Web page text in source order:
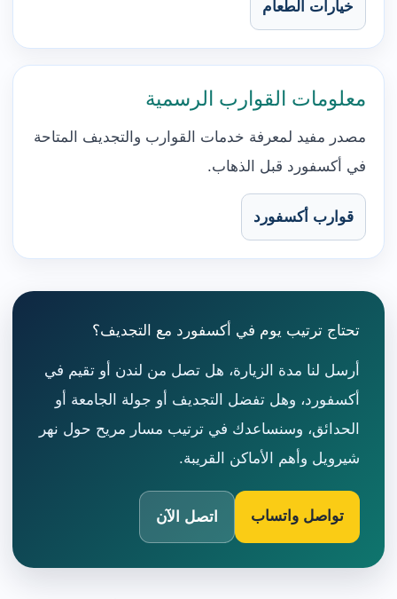
خيارات الطعام
معلومات القوارب الرسمية
مصدر مفيد لمعرفة خدمات القوارب والتجديف المتاحة
في أكسفورد قبل الذهاب.
قوارب أكسفورد
تحتاج ترتيب يوم في أكسفورد مع التجديف؟
أرسل لنا مدة الزيارة، هل تصل من لندن أو تقيم في
أكسفورد، وهل تفضل التجديف أو جولة الجامعة أو
الحدائق، وسنساعدك في ترتيب مسار مريح حول نهر
شيرويل وأهم الأماكن القريبة.
تواصل واتساب اتصل الآن